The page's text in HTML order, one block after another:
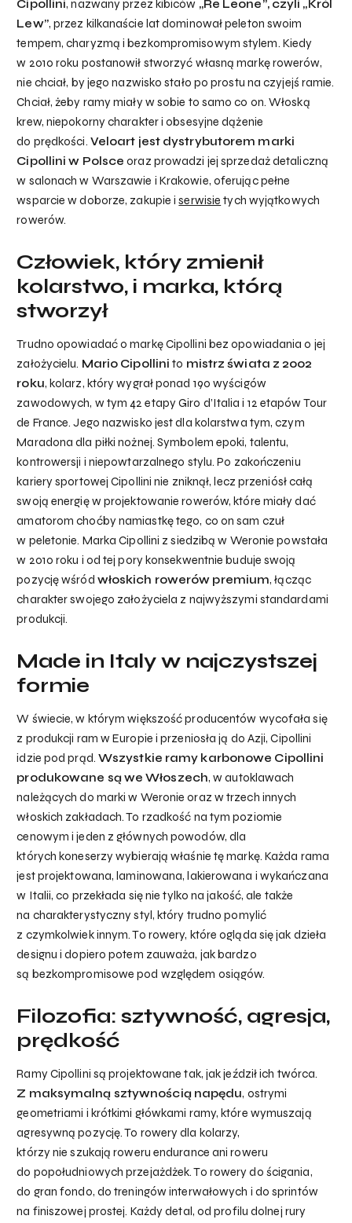
Cipollini, nazwany przez kibiców „Re Leone”, czyli „Król
Lew”, przez kilkanaście lat dominował peleton swoim
tempem, charyzmą i bezkompromisowym stylem. Kiedy
w 2010 roku postanowił stworzyć własną markę rowerów,
nie chciał, by jego nazwisko stało po prostu na czyjejś ramie.
Chciał, żeby ramy miały w sobie to samo co on. Włoską
krew, niepokorny charakter i obsesyjne dążenie
do prędkości. Veloart jest dystrybutorem marki
Cipollini w Polsce oraz prowadzi jej sprzedaż detaliczną
w salonach w Warszawie i Krakowie, oferując pełne
wsparcie w doborze, zakupie iserwisie tych wyjątkowych
rowerów.
Człowiek, który zmienił
kolarstwo, i marka, którą
stworzył
Trudno opowiadać o markę Cipollini bez opowiadania o jej
założycielu. Mario Cipollini to mistrz świata z 2002
roku, kolarz, który wygrał ponad 190 wyścigów
zawodowych, w tym 42 etapy Giro d’Italia i 12 etapów Tour
de France. Jego nazwisko jest dla kolarstwa tym, czym
Maradona dla piłki nożnej. Symbolem epoki, talentu,
kontrowersji i niepowtarzalnego stylu. Po zakończeniu
kariery sportowej Cipollini nie zniknął, lecz przeniósł całą
swoją energię w projektowanie rowerów, które miały dać
amatorom choćby namiastkę tego, co on sam czuł
w peletonie. Marka Cipollini z siedzibą w Weronie powstała
w 2010 roku i od tej pory konsekwentnie buduje swoją
pozycję wśród włoskich rowerów premium, łącząc
charakter swojego założyciela z najwyższymi standardami
produkcji.
Made in Italy w najczystszej
formie
W świecie, w którym większość producentów wycofała się
z produkcji ram w Europie i przeniosła ją do Azji, Cipollini
idzie pod prąd. Wszystkie ramy karbonowe Cipollini
produkowane są we Włoszech, w autoklawach
należących do marki w Weronie oraz w trzech innych
włoskich zakładach. To rzadkość na tym poziomie
cenowym i jeden z głównych powodów, dla
których koneserzy wybierają właśnie tę markę. Każda rama
jest projektowana, laminowana, lakierowana i wykańczana
w Italii, co przekłada się nie tylko na jakość, ale także
na charakterystyczny styl, który trudno pomylić
z czymkolwiek innym. To rowery, które ogląda się jak dzieła
designu i dopiero potem zauważa, jak bardzo
są bezkompromisowe pod względem osiągów.
Filozofia: sztywność, agresja,
prędkość
Ramy Cipollini są projektowane tak, jak jeździł ich twórca.
Z maksymalną sztywnością napędu, ostrymi
geometriami i krótkimi główkami ramy, które wymuszają
agresywną pozycję. To rowery dla kolarzy,
którzy nie szukają roweru endurance ani roweru
do popołudniowych przejażdżek. To rowery do ścigania,
do gran fondo, do treningów interwałowych i do sprintów
na finiszowej prostej. Każdy detal, od profilu dolnej rury